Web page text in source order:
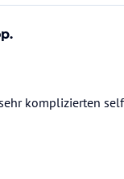
komplizierten